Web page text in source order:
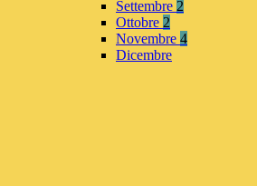
Settembre 2
Ottobre 2
Novembre 4
Dicembre